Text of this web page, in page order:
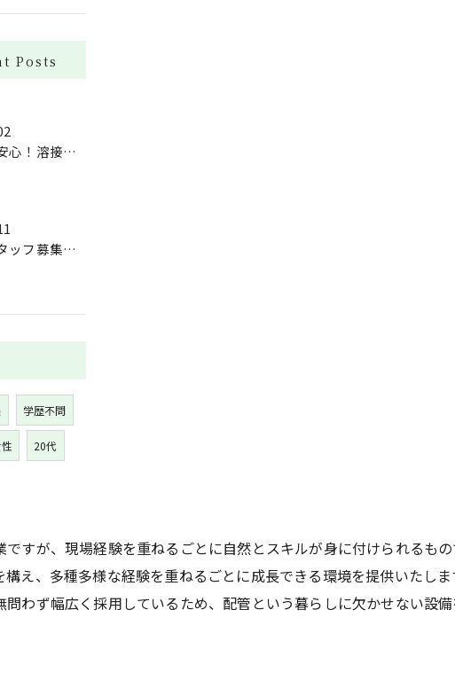
Posts
未経験でも安心！溶接技術の魅力に迫る、配管工事の現場レポート
配管工事スタッフ募集中｜働きがいのある仕事でキャリアアップを
学歴不問
20代
すが、現場経験を重ねるごとに自然とスキルが身に付けられるも
え、多種多様な経験を重ねるごとに成長できる環境を提供いたし
わず幅広く採用しているため、配管という暮らしに欠かせない設備